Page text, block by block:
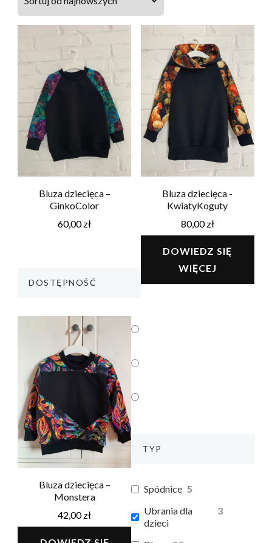
Bluza dziecięca –
GinkoColor
60,00zł
Bluza dziecięca -
KwiatyKoguty
80,00zł
DOWIEDZ SIĘ
WIĘCEJ
Bluza dziecięca –
Monstera
42,00zł
DOSTĘPNOŚĆ
TYP
Spódnice 5
Ubrania dla
dzieci
3